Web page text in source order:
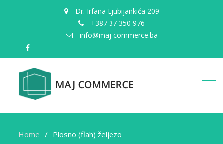
Dr. Irfana Ljubijankića 209
+387 37 350 976
info@maj-commerce.ba
Home Plosno (flah) željezo